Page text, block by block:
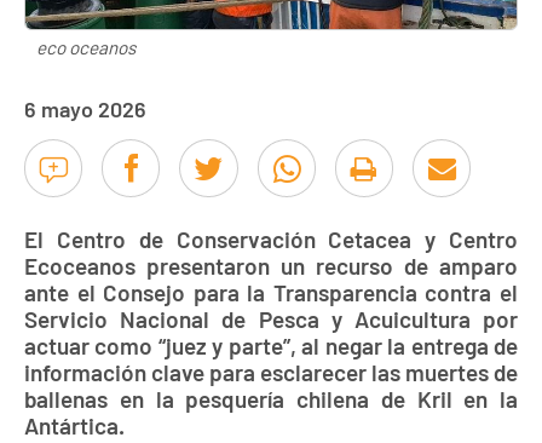
eco oceanos
6 mayo 2026
El Centro de Conservación Cetacea y Centro
Ecoceanos presentaron un recurso de amparo
ante el Consejo para la Transparencia contra el
Servicio Nacional de Pesca y Acuicultura por
actuar como “juez y parte”, al negar la entrega de
información clave para esclarecer las muertes de
ballenas en la pesquería chilena de Kril en la
Antártica.